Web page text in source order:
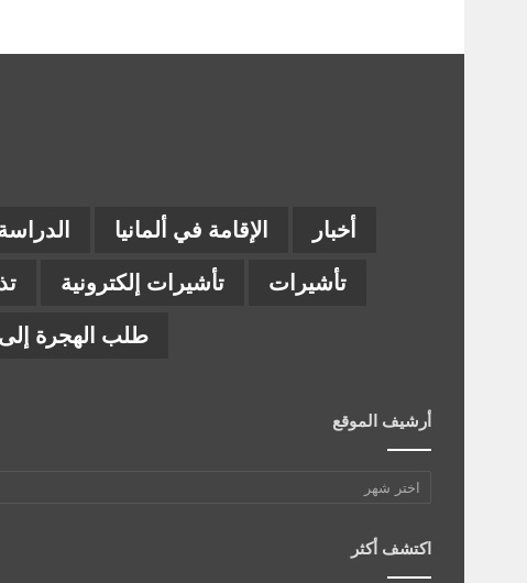
أخبار الإقامة في ألمانيا
تأشيرات
تأشيرات إلكترونية
طلب الهجرة إلى
أرشيف الموقع
أرشيف
اكتشف أكثر